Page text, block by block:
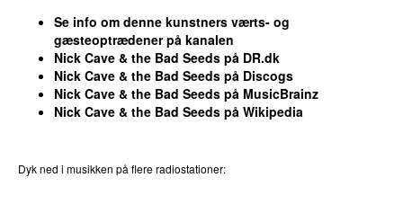
West Country Girl
lør 9. nov 2013
Get Ready for Love
man 13. aug 2012
Se info om denne kunstners værts- og
gæsteoptrædener på kanalen
Nick Cave & the Bad Seeds på DR.dk
Nick Cave & the Bad Seeds på Discogs
Nick Cave & the Bad Seeds på MusicBrainz
Nick Cave & the Bad Seeds på Wikipedia
Dyk ned i musikken på flere radiostationer: